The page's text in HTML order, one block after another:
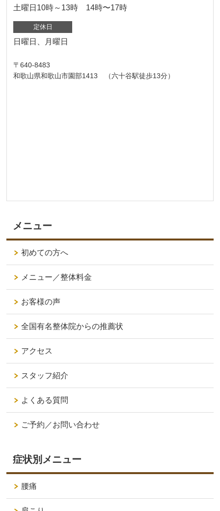
土曜日10時～13時 14時〜17時
定休日
日曜日、月曜日
〒640-8483
和歌山県和歌山市園部1413 （六十谷駅徒歩13分）
メニュー
初めての方へ
メニュー／整体料金
お客様の声
全国有名整体院からの推薦状
アクセス
スタッフ紹介
よくある質問
ご予約／お問い合わせ
症状別メニュー
腰痛